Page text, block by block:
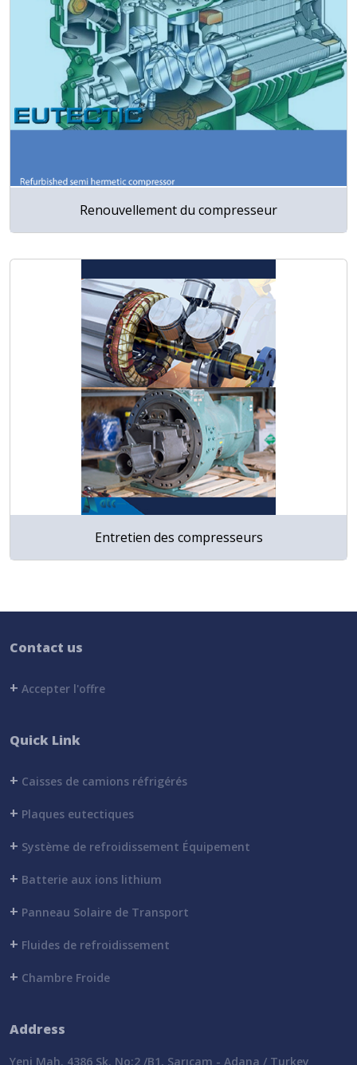
Renouvellement du compresseur
Entretien des compresseurs
Contact us
+ Accepter l'offre
Quick Link
+ Caisses de camions réfrigérés
+ Plaques eutectiques
+ Système de refroidissement Équipement
+ Batterie aux ions lithium
+ Panneau Solaire de Transport
+ Fluides de refroidissement
+ Chambre Froide
Address
Yeni Mah. 4386 Sk. No:2 /B1, Sarıçam - Adana / Turkey